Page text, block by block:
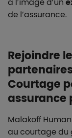
de l’assurance.
Rejoindre
Courtage
assurance
Malakoff
au courtage du